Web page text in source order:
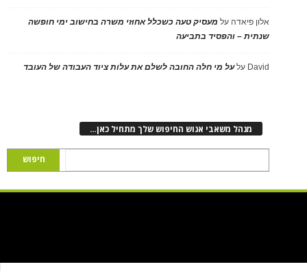
אלון פיאדה על מעסיק טעה כשכלל אחוזי משרה בחישוב ימי חופשה
שנתית – והפסיד בתביעה
David עלעל מי חלה החובה לשלם את עלות ציוד העבודה של העובד
מנהל משאבי אנוש החיפוש שלך מתחיל כאן…